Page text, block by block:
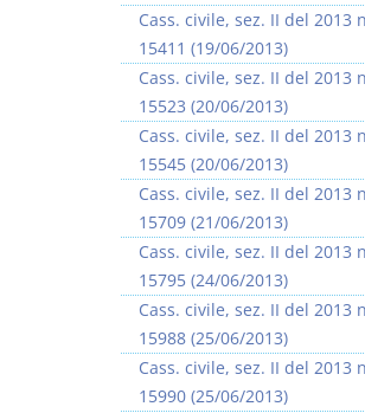
Cass. civile, sez. II del 2013
15411 (19/06/2013)
Cass. civile, sez. II del 2013
15523 (20/06/2013)
Cass. civile, sez. II del 2013
15545 (20/06/2013)
Cass. civile, sez. II del 2013
15709 (21/06/2013)
Cass. civile, sez. II del 2013
15795 (24/06/2013)
Cass. civile, sez. II del 2013
15988 (25/06/2013)
Cass. civile, sez. II del 2013
15990 (25/06/2013)
Versione ebook
D.